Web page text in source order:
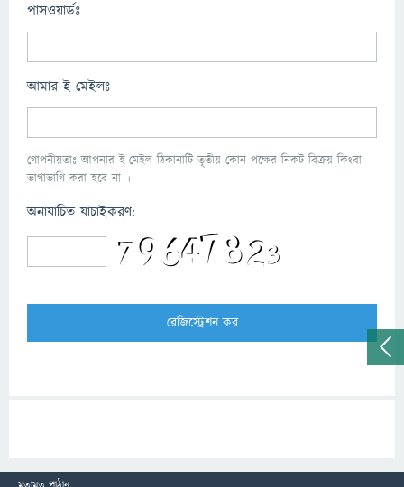
পাসওয়ার্ডঃ
আমার ই-মেইলঃ
গোপনীয়তাঃ আপনার ই-মেইল ঠিকানাটি তৃতীয় কোন পক্ষের নিকট বিক্রয় কিংবা
ভাগাভাগি করা হবে না ।
অনাযাচিত যাচাইকরণ: